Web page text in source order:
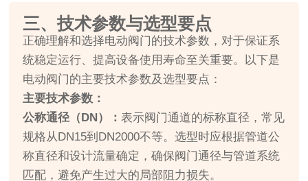
三、技术参数与选型要点
正确理解和选择电动阀门的技术参数，对于保证系
统稳定运行、提高设备使用寿命至关重要。以下是
电动阀门的主要技术参数及选型要点：
主要技术参数：
公称通径（DN）：表示阀门通道的标称直径，常见
规格从DN15到DN2000不等。选型时应根据管道公
称直径和设计流量确定，确保阀门通径与管道系统
匹配，避免产生过大的局部阻力损失。